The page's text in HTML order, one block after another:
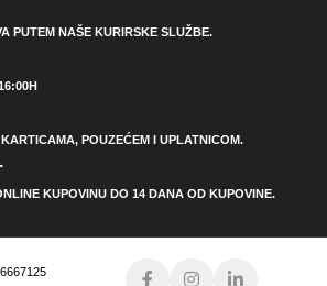
PUTEM NAŠE KURIRSKE SLUŽBE.
POUZEĆEM I UPLATNICOM.
KUPOVINU DO 14 DANA OD KUPOVINE.